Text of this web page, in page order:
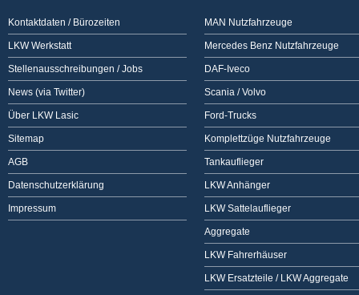
Kontaktdaten / Bürozeiten
LKW Werkstatt
Stellenausschreibungen / Jobs
News (via Twitter)
Über LKW Lasic
Sitemap
AGB
Datenschutzerklärung
Impressum
MAN Nutzfahrzeuge
Mercedes Benz Nutzfahrzeuge
DAF-Iveco
Scania / Volvo
Ford-Trucks
Komplettzüge Nutzfahrzeuge
Tankauflieger
LKW Anhänger
LKW Sattelauflieger
Aggregate
LKW Fahrerhäuser
LKW Ersatzteile / LKW Aggregate